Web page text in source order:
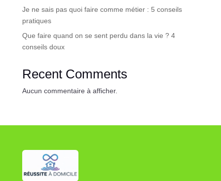
Je ne sais pas quoi faire comme métier : 5 conseils
pratiques
Que faire quand on se sent perdu dans la vie ? 4
conseils doux
Recent Comments
Aucun commentaire à afficher.